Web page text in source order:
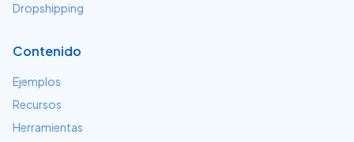
Dropshipping
Contenido
Ejemplos
Recursos
Herramientas